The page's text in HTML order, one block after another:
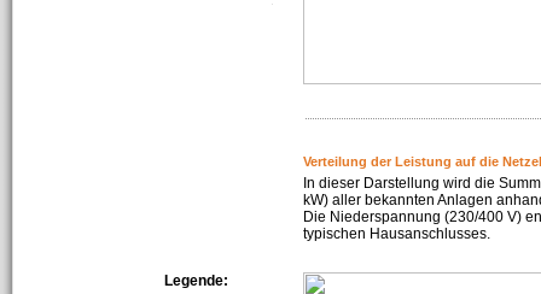
Verteilung der Leistung auf die
In dieser Darstellung wird die
kW) aller bekannten Anlagen
Die Niederspannung (230/400 V)
typischen Hausanschlusses.
Legende: